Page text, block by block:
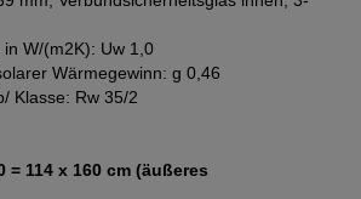
W/(m2K): Uw 1,0
Wärmegewinn: g 0,46
Klasse: Rw 35/2
= 114 x 160 cm (äußeres